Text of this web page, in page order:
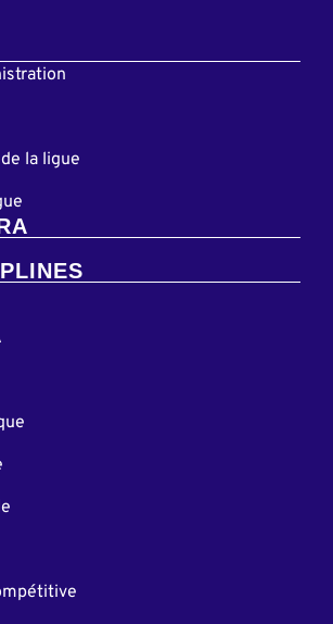
la ligue